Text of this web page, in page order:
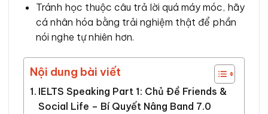
Tránh học thuộc câu trả lời quá máy móc, hãy
cá nhân hóa bằng trải nghiệm thật để phần
nói nghe tự nhiên hơn.
Nội dung bài viết
IELTS Speaking Part 1: Chủ Đề Friends &
Social Life – Bí Quyết Nâng Band 7.0